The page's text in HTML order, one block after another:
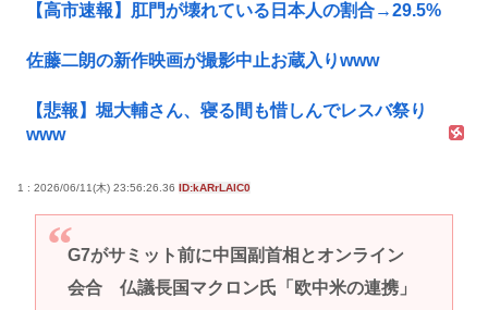
【高市速報】肛門が壊れている日本人の割合→29.5%
佐藤二朗の新作映画が撮影中止お蔵入りwww
【悲報】堀大輔さん、寝る間も惜しんでレスバ祭り
www
1 : 2026/06/11(木) 23:56:26.36 ID:kARrLAlC0
G7がサミット前に中国副首相とオンライン
会合 仏議長国マクロン氏「欧中米の連携」